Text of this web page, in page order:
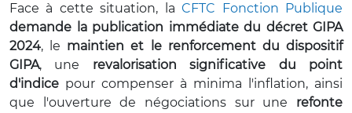
Face à cette situation, laCFTC Fonction Publique
demande la publication immédiate du décret GIPA
2024, le maintien et le renforcement du dispositif
GIPA, une revalorisation significative du point
d'indice pour compenser à minima l'inflation, ainsi
que l'ouverture de négociations sur une refonte